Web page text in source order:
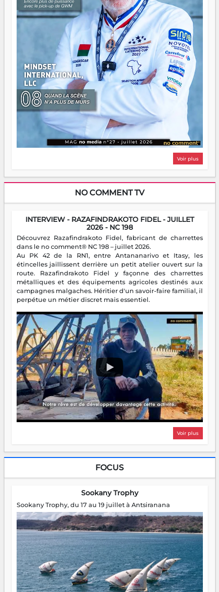
Voir plus
NO COMMENT TV
INTERVIEW - RAZAFINDRAKOTO FIDEL - JUILLET
2026 - NC 198
Découvrez Razafindrakoto Fidel, fabricant de charrettes
dans le no comment® NC 198 – juillet 2026.
Au PK 42 de la RN1, entre Antananarivo et Itasy, les
étincelles jaillissent derrière un petit atelier ouvert sur la
route. Razafindrakoto Fidel y façonne des charrettes
métalliques et des équipements agricoles destinés aux
campagnes malgaches. Héritier d'un savoir-faire familial, il
perpétue un métier discret mais essentiel.
Voir plus
FOCUS
Sookany Trophy
Sookany Trophy, du 17 au 19 juillet à Antsiranana